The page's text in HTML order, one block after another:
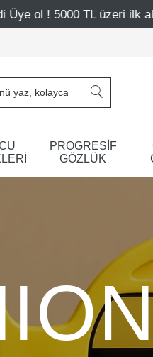
TL üzeri ilk alışverişinde
PROGRESİF
GÖZLÜK